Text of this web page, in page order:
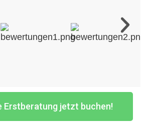
Erstberatung jetzt buchen!